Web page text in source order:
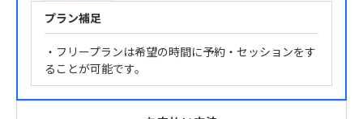
プラン補足
・フリープランは希望の時間に予約・セッションをす
ることが可能です。